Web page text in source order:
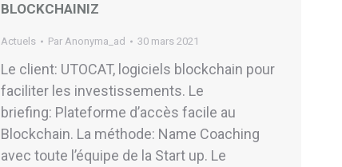
BLOCKCHAINIZ
Actuels Par Anonyma_ad 30 mars 2021
Le client: UTOCAT, logiciels blockchain pour
faciliter les investissements. Le
briefing: Plateforme d’accès facile au
Blockchain. La méthode: Name Coaching
avec toute l’équipe de la Start up. Le